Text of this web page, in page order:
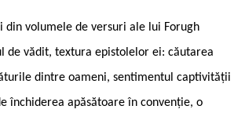
din volumele de versuri ale lui Forugh
de vădit, textura epistolelor ei: căutarea
dintre oameni, sentimentul captivităţii
închiderea apăsătoare în convenţie, o